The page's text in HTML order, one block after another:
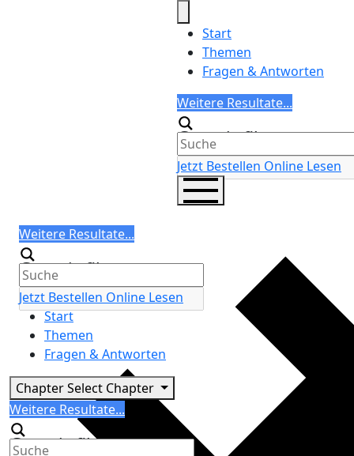
Start
Themen
Fragen & Antworten
Search
Weitere Resultate...
Generic filters
Jetzt Bestellen Online Lesen
Search
Weitere Resultate...
Generic filters
Jetzt Bestellen Online Lesen
Start
Themen
Fragen & Antworten
ChapterSelect Chapter
Search
Weitere Resultate...
Generic filters